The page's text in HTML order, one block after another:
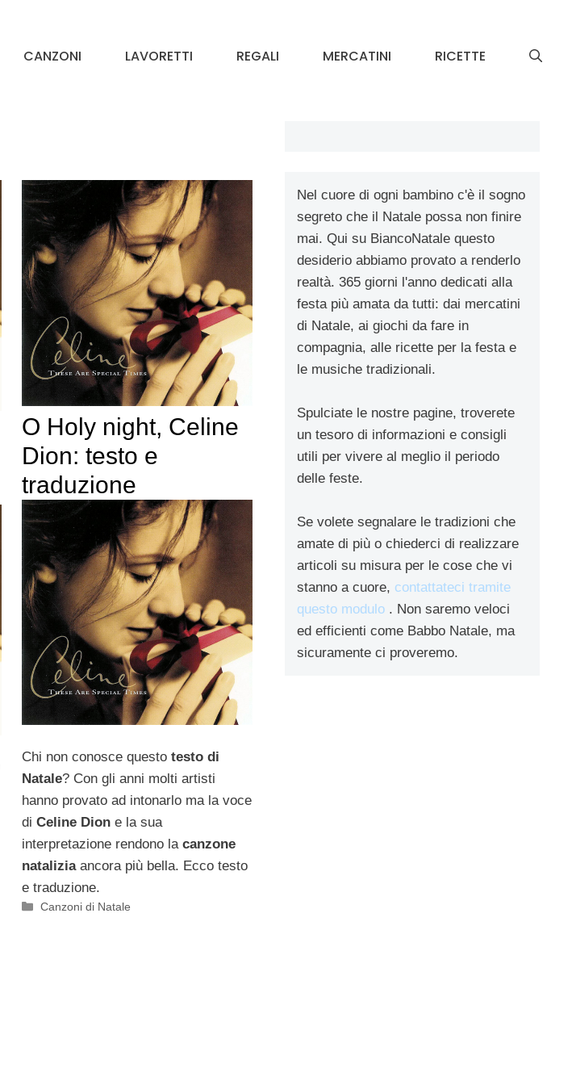
CANZONI LAVORETTI REGALI MERCATINI RICETTE
O Holy night, Celine
Dion: testo e
traduzione
Chi non conosce questotesto di
Natale? Con gli anni molti artisti
hanno provato ad intonarlo ma la voce
di Celine Dion e la sua
interpretazione rendono la canzone
natalizia ancora più bella. Ecco testo
e traduzione.
Categorie
Canzoni di Natale
Nel cuore di ogni bambino c'è il sogno
segreto che il Natale possa non finire
mai. Qui su BiancoNatale questo
desiderio abbiamo provato a renderlo
realtà. 365 giorni l'anno dedicati alla
festa più amata da tutti: dai mercatini
di Natale, ai giochi da fare in
compagnia, alle ricette per la festa e
le musiche tradizionali.
Spulciate le nostre pagine, troverete
un tesoro di informazioni e consigli
utili per vivere al meglio il periodo
delle feste.
Se volete segnalare le tradizioni che
amate di più o chiederci di realizzare
articoli su misura per le cose che vi
stanno a cuore, contattateci tramite
questo modulo . Non saremo veloci
ed efficienti come Babbo Natale, ma
sicuramente ci proveremo.